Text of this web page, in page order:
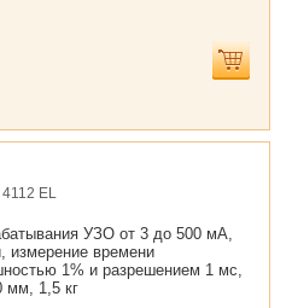
EL
УЗО от 3 до 500 мА,
измерение времени
1% и разрешением 1 мс,
мм, 1,5 кг